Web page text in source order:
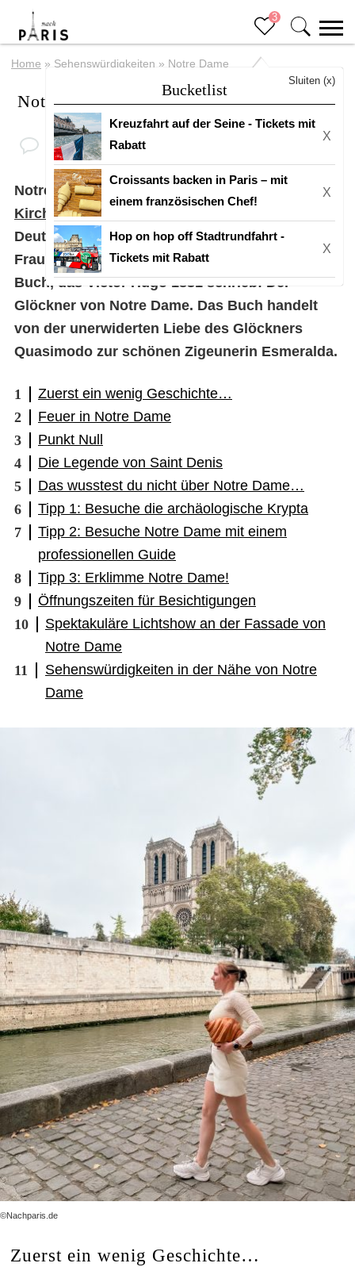
3
Bucketlist
Sluiten (x)
Kreuzfahrt auf der Seine - Tickets mit
Rabatt
X
Croissants backen in Paris – mit
einem französischen Chef!
X
Hop on hop off Stadtrundfahrt -
Tickets mit Rabatt
X
Home » Sehenswürdigkeiten » Notre Dame
Notre Dame
Notre Dame ist eine
Kirchen in Paris
Deutsch: ‚Kathedrale Unserer Lieben
Frau‘. Bekannt wurde die Kathedrale durch das
Buch, das Victor Hugo 1831 schrieb: Der
Glöckner von Notre Dame. Das Buch handelt
von der unerwiderten Liebe des Glöckners
Quasimodo zur schönen Zigeunerin Esmeralda.
Zuerst ein wenig Geschichte…
Feuer in Notre Dame
Punkt Null
Die Legende von Saint Denis
Das wusstest du nicht über Notre Dame…
Tipp 1: Besuche die archäologische Krypta
Tipp 2: Besuche Notre Dame mit einem
professionellen Guide
Tipp 3: Erklimme Notre Dame!
Öffnungszeiten für Besichtigungen
Spektakuläre Lichtshow an der Fassade von
Notre Dame
Sehenswürdigkeiten in der Nähe von Notre
Dame
©Nachparis.de
Zuerst ein wenig Geschichte…